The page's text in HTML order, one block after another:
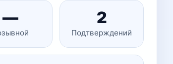
— 2
Подтверждений